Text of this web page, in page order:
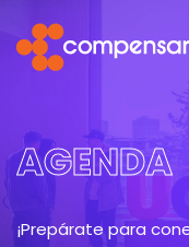
AGENDA
¡Prepárate para